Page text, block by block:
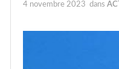
4 novembre 2023 dans